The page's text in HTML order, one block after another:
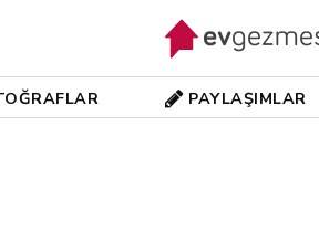
PAYLAŞIMLAR